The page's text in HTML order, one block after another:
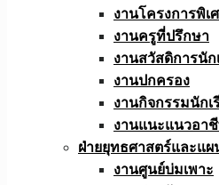
งานโครงการพิ
งานครูที่ปรึกษา
งานสวัสดิการนั
งานปกครอง
งานกิจกรรมนัก
งานแนะแนวอา
ฝ่ายยุทธศาสตร์และแผ
งานศูนย์บ่มเพาะ